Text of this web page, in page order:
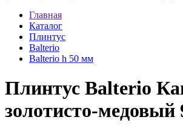
Главная
Каталог
Плинтус
Balterio
Balterio h 50 мм
Плинтус Balterio
золотисто-медовый